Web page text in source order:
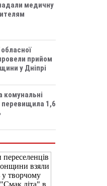
медичну
обласної
провели прийом
у Дніпрі
комунальні
перевищила 1,6